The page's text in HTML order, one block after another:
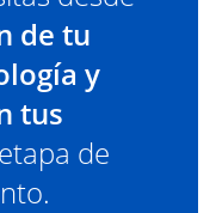
de tu
y
tus
de